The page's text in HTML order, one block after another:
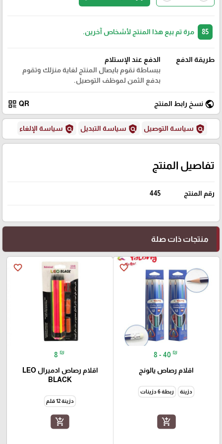
مرة تم بيع هذا المنتج لأشخاص آخرين.
طريقة الدفع
الدفع عند الإستلام
ببساطة نقوم بايصال المنتج لغاية منزلك وتقوم
بدفع الثمن لموظف التوصيل.
public نسخ رابط المنتج QR
qr_code
policy سياسة التوصيل policy سياسة التبديل policy سياسة الإلغاء
تفاصيل المنتج
رقم المنتج 445
منتجات ذات صلة
favorite_border
8 - 40 ₪
اقلام رصاص يالونج
دزينة ربطة 6 دزينات
add_shopping_cart
favorite_border
8 ₪
اقلام رصاص ادميرال LEO
BLACK
دزينة 12 قلم
add_shopping_cart